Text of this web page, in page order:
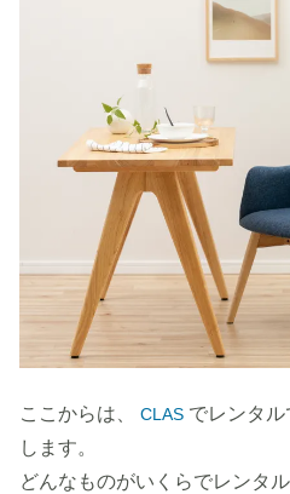
ここからは、 CLAS でレンタ
します。
どんなものがいくらでレンタ